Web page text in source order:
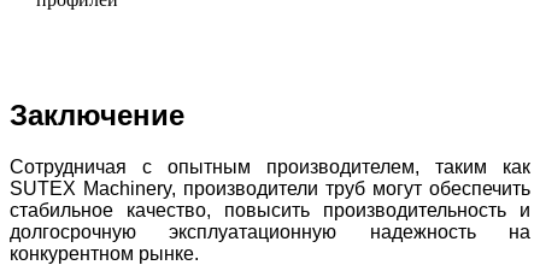
Заключение
Сотрудничая с опытным производителем, таким как
SUTEX Machinery, производители труб могут обеспечить
стабильное качество, повысить производительность и
долгосрочную эксплуатационную надежность на
конкурентном рынке.